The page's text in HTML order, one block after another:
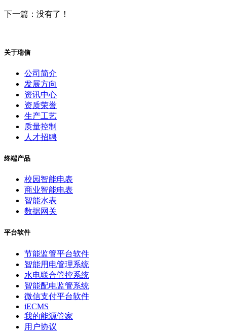
下一篇：没有了！
关于瑞信
公司简介
发展方向
资讯中心
资质荣誉
生产工艺
质量控制
人才招聘
终端产品
校园智能电表
商业智能电表
智能水表
数据网关
平台软件
节能监管平台软件
智能用电管理系统
水电联合管控系统
智能配电监管系统
微信支付平台软件
iECMS
我的能源管家
用户协议